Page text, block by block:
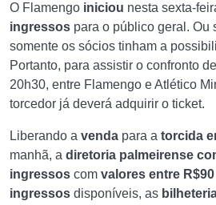
O Flamengo iniciou nesta sexta-
ingressos para o público geral. Ou
somente os sócios tinham a
Portanto, para assistir o confronto
20h30, entre Flamengo e Atlético
torcedor já deverá adquirir o ticket.
Liberando a venda para a torcida
manhã, a diretoria palmeirense
ingressos com valores entre R$90
ingressos disponíveis, as